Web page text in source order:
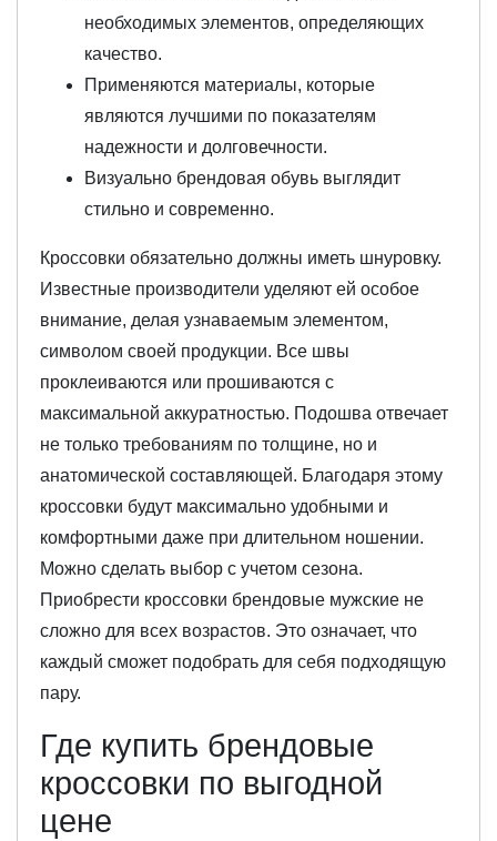
необходимых элементов, определяющих
качество.
Применяются материалы, которые
являются лучшими по показателям
надежности и долговечности.
Визуально брендовая обувь выглядит
стильно и современно.
Кроссовки обязательно должны иметь шнуровку.
Известные производители уделяют ей особое
внимание, делая узнаваемым элементом,
символом своей продукции. Все швы
проклеиваются или прошиваются с
максимальной аккуратностью. Подошва отвечает
не только требованиям по толщине, но и
анатомической составляющей. Благодаря этому
кроссовки будут максимально удобными и
комфортными даже при длительном ношении.
Можно сделать выбор с учетом сезона.
Приобрести кроссовки брендовые мужские не
сложно для всех возрастов. Это означает, что
каждый сможет подобрать для себя подходящую
пару.
Где купить брендовые
кроссовки по выгодной
цене